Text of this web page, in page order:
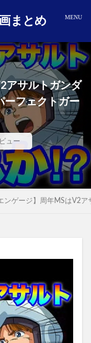
まとめ
アサルトガンダ
ーフェクトガー
ュー
ンゲージ】周年MSはV2